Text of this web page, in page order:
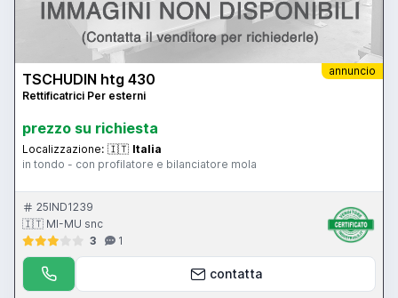
annuncio
TSCHUDIN htg 430
Rettificatrici Per esterni
prezzo su richiesta
Localizzazione: 🇮🇹 Italia
in tondo - con profilatore e bilanciatore mola
25IND1239
🇮🇹 MI-MU snc
3
1
contatta